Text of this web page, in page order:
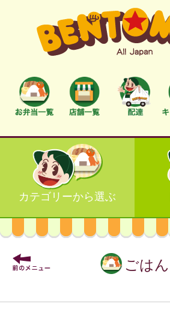
カテゴリーから選ぶ
ごはん